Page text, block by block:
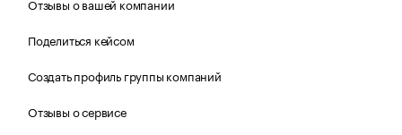
Отзывы о вашей компании
Поделиться кейсом
Создать профиль группы компаний
Отзывы о сервисе